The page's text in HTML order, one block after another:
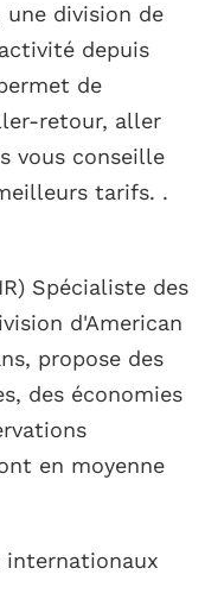
une division de
depuis
de
retour, aller
vous conseille
tarifs. .
Spécialiste des
d'American
propose des
des économies
en moyenne
internationaux